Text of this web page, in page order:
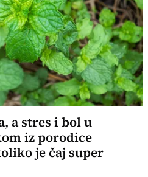
a stres i bol u
iz porodice
je čaj super